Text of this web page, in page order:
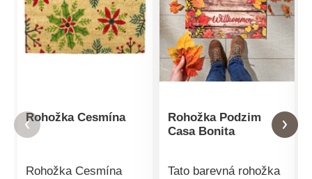
Rohožka Cesmína
Rohožka Cesmína
Rohožka Podzim
Casa Bonita
Tato barevná rohožka